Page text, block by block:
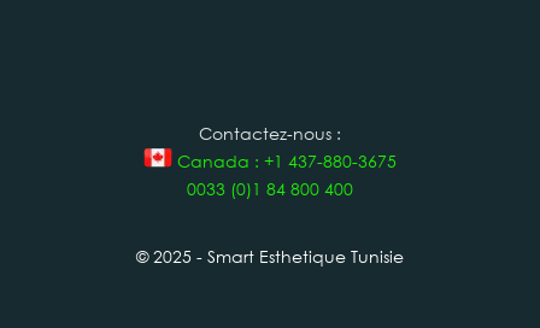
Contactez-nous :
Canada : +1 437-880-3675
0033 (0)1 84 800 400
© 2025 - Smart Esthetique Tunisie